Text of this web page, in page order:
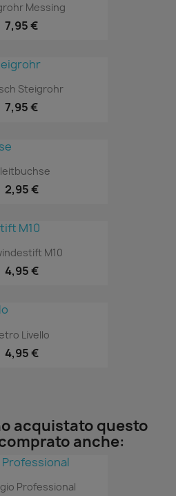
Messing
7,95 €
Steigrohr
7,95 €
2,95 €
M10
4,95 €
Livello
4,95 €
acquistato questo
anche:
Professional